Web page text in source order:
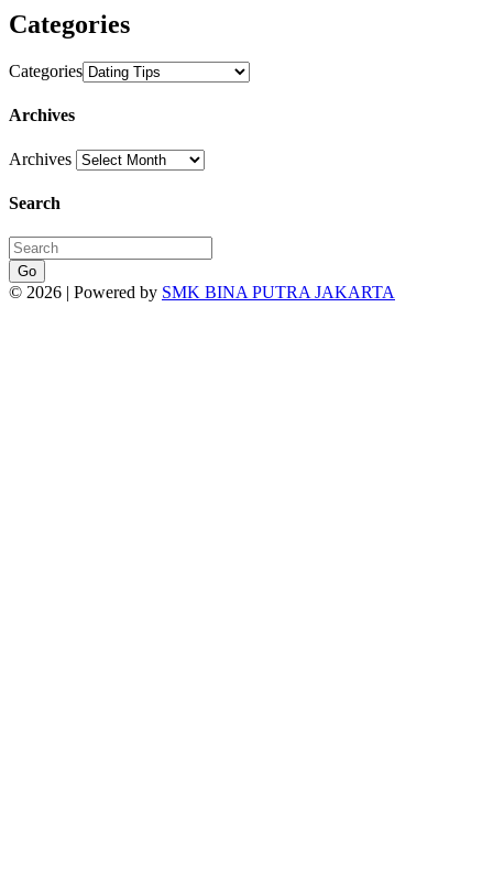
Categories
Categories
Archives
Archives
Search
Go
© 2026 | Powered by SMK BINA PUTRA JAKARTA